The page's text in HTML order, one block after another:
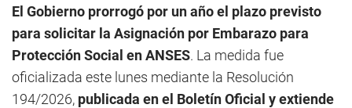
El Gobierno prorrogó por un año el plazo previsto
para solicitar la Asignación por Embarazo para
Protección Social en ANSES. La medida fue
oficializada este lunes mediante la Resolución
194/2026, publicada en el Boletín Oficial y extiende